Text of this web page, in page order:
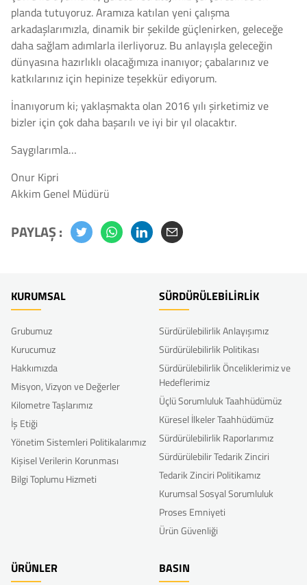
planda tutuyoruz. Aramıza katılan yeni çalışma
arkadaşlarımızla, dinamik bir şekilde güçlenirken, geleceğe
daha sağlam adımlarla ilerliyoruz. Bu anlayışla geleceğin
dünyasına hazırlıklı olacağımıza inanıyor; çabalarınız ve
katkılarınız için hepinize teşekkür ediyorum.
İnanıyorum ki; yaklaşmakta olan 2016 yılı şirketimiz ve
bizler için çok daha başarılı ve iyi bir yıl olacaktır.
Saygılarımla…
Onur Kipri
Akkim Genel Müdürü
PAYLAŞ :
KURUMSAL
Grubumuz
Kurucumuz
Hakkımızda
Misyon, Vizyon ve Değerler
Kilometre Taşlarımız
İş Etiği
Yönetim Sistemleri Politikalarımız
Kişisel Verilerin Korunması
Bilgi Toplumu Hizmeti
SÜRDÜRÜLEBİLİRLİK
Sürdürülebilirlik Anlayışımız
Sürdürülebilirlik Politikası
Sürdürülebilirlik Önceliklerimiz ve
Hedeflerimiz
Üçlü Sorumluluk Taahhüdümüz
Küresel İlkeler Taahhüdümüz
Sürdürülebilirlik Raporlarımız
Sürdürülebilir Tedarik Zinciri
Tedarik Zinciri Politikamız
Kurumsal Sosyal Sorumluluk
Proses Emniyeti
Ürün Güvenliği
ÜRÜNLER BASIN